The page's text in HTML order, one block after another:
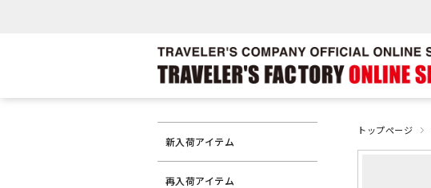
トップページ
新入荷アイテム
再入荷アイテム